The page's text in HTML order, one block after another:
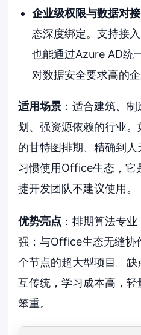
企业级权限与数据对接
态深度绑定。支持接
也能通过Azure AD统
对数据安全要求高的企
适用场景 ：适合建筑、
划、强资源依赖的行业
的甘特图排期、精确到
习惯使用Office生态，它
捷开发团队不建议使用。
优势亮点 ：排期算法专
强；与Office生态无缝协
个节点的超大型项目。
互传统，学习成本高，
笨重。